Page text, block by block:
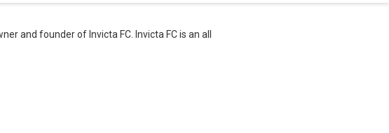
and founder of Invicta FC. Invicta FC is an all